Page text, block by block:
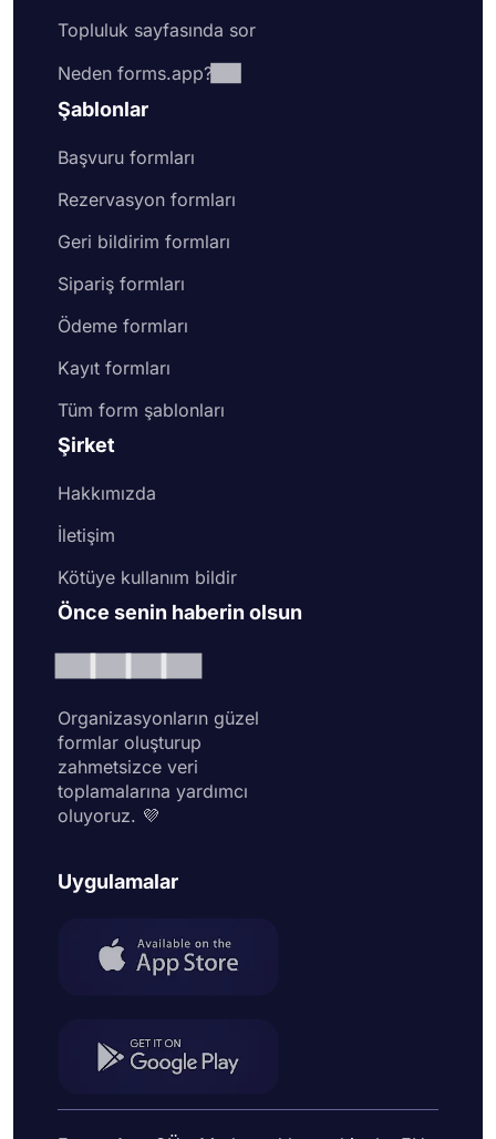
Topluluk sayfasında sor
Neden forms.app?
Şablonlar
Başvuru formları
Rezervasyon formları
Geri bildirim formları
Sipariş formları
Ödeme formları
Kayıt formları
Tüm form şablonları
Şirket
Hakkımızda
İletişim
Kötüye kullanım bildir
Önce senin haberin olsun
Organizasyonların güzel
formlar oluşturup
zahmetsizce veri
toplamalarına yardımcı
oluyoruz. 💜
Uygulamalar